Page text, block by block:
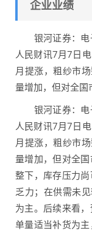
企业业绩
银河证券：电
人民财讯7月7日
月提涨，粗纱市
量增加，但对全国
银河证券：电
人民财讯7月7日
月提涨，粗纱市
量增加，但对全
整下，库存压力
乏力；在供需未
为主。后续来看
单量适当补货为